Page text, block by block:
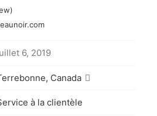
6, 2019
Canada
à la clientèle